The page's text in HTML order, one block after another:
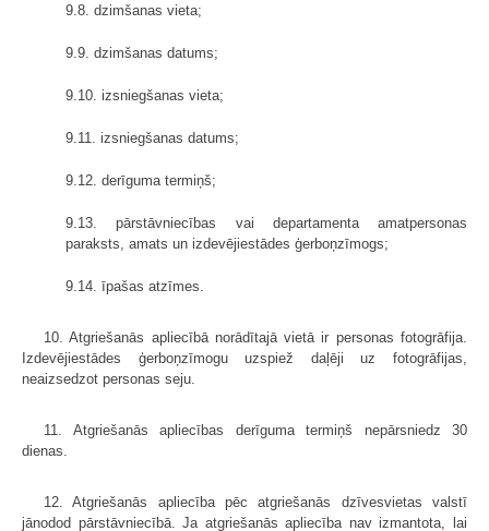
9.8. dzimšanas vieta;
9.9. dzimšanas datums;
9.10. izsniegšanas vieta;
9.11. izsniegšanas datums;
9.12. derīguma termiņš;
9.13. pārstāvniecības vai departamenta amatpersonas
paraksts, amats un izdevējiestādes ģerboņzīmogs;
9.14. īpašas atzīmes.
10. Atgriešanās apliecībā norādītajā vietā ir personas fotogrāfija.
Izdevējiestādes ģerboņzīmogu uzspiež daļēji uz fotogrāfijas,
neaizsedzot personas seju.
11. Atgriešanās apliecības derīguma termiņš nepārsniedz 30
dienas.
12. Atgriešanās apliecība pēc atgriešanās dzīvesvietas valstī
jānodod pārstāvniecībā. Ja atgriešanās apliecība nav izmantota, lai